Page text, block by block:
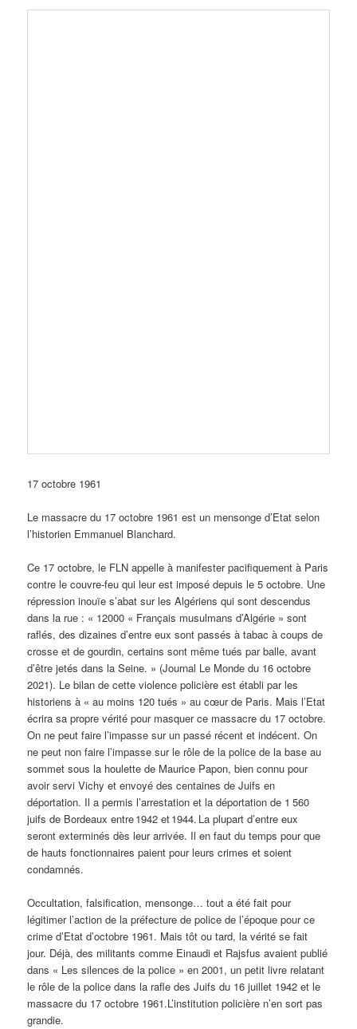
17 octobre 1961
Le massacre du 17 octobre 1961 est un mensonge d’Etat selon
l’historien Emmanuel Blanchard.
Ce 17 octobre, le FLN appelle à manifester pacifiquement à Paris
contre le couvre-feu qui leur est imposé depuis le 5 octobre. Une
répression inouïe s’abat sur les Algériens qui sont descendus
dans la rue : « 12000 « Français musulmans d’Algérie » sont
raflés, des dizaines d’entre eux sont passés à tabac à coups de
crosse et de gourdin, certains sont même tués par balle, avant
d’être jetés dans la Seine. » (Journal Le Monde du 16 octobre
2021). Le bilan de cette violence policière est établi par les
historiens à « au moins 120 tués » au cœur de Paris. Mais l’Etat
écrira sa propre vérité pour masquer ce massacre du 17 octobre.
On ne peut faire l’impasse sur un passé récent et indécent. On
ne peut non faire l’impasse sur le rôle de la police de la base au
sommet sous la houlette de Maurice Papon, bien connu pour
avoir servi Vichy et envoyé des centaines de Juifs en
déportation. Il a permis l’arrestation et la déportation de 1 560
juifs de Bordeaux entre 1942 et 1944. La plupart d’entre eux
seront exterminés dès leur arrivée. Il en faut du temps pour que
de hauts fonctionnaires paient pour leurs crimes et soient
condamnés.
Occultation, falsification, mensonge… tout a été fait pour
légitimer l’action de la préfecture de police de l’époque pour ce
crime d’Etat d’octobre 1961. Mais tôt ou tard, la vérité se fait
jour. Déjà, des militants comme Einaudi et Rajsfus avaient publié
dans « Les silences de la police » en 2001, un petit livre relatant
le rôle de la police dans la rafle des Juifs du 16 juillet 1942 et le
massacre du 17 octobre 1961.L’institution policière n’en sort pas
grandie.